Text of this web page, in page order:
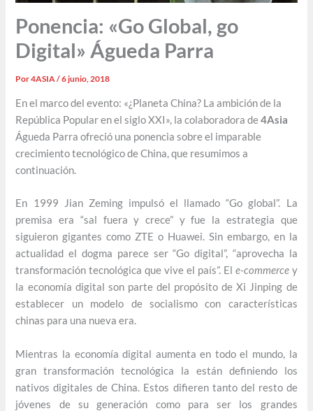
Ponencia: «Go Global, go
Digital» Águeda Parra
Por4ASIA/6 junio, 2018
En el marco del evento: «¿Planeta China? La ambición de la
República Popular en el siglo XXI», la colaboradora de4Asia
Águeda Parra ofreció una ponencia sobre el imparable
crecimiento tecnológico de China, que resumimos a
continuación.
En 1999 Jian Zeming impulsó el llamado “Go global”. La
premisa era “sal fuera y crece” y fue la estrategia que
siguieron gigantes como ZTE o Huawei. Sin embargo, en la
actualidad el dogma parece ser “Go digital”, “aprovecha la
transformación tecnológica que vive el país”. El e-commercey
la economía digital son parte del propósito de Xi Jinping de
establecer un modelo de socialismo con características
chinas para una nueva era.
Mientras la economía digital aumenta en todo el mundo, la
gran transformación tecnológica la están definiendo los
nativos digitales de China. Estos difieren tanto del resto de
jóvenes de su generación como para ser los grandes